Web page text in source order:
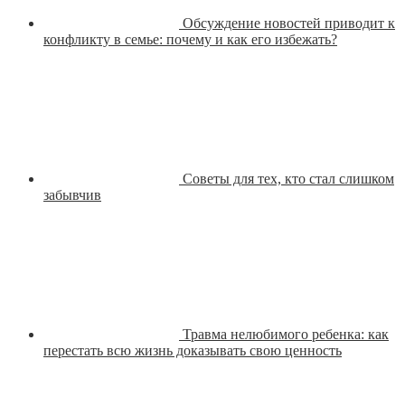
Обсуждение новостей приводит к
конфликту в семье: почему и как его избежать?
Советы для тех, кто стал слишком
забывчив
Травма нелюбимого ребенка: как
перестать всю жизнь доказывать свою ценность